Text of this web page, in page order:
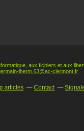
aux fichiers et aux
lherm.63@ac-clermont.fr
articles Contact